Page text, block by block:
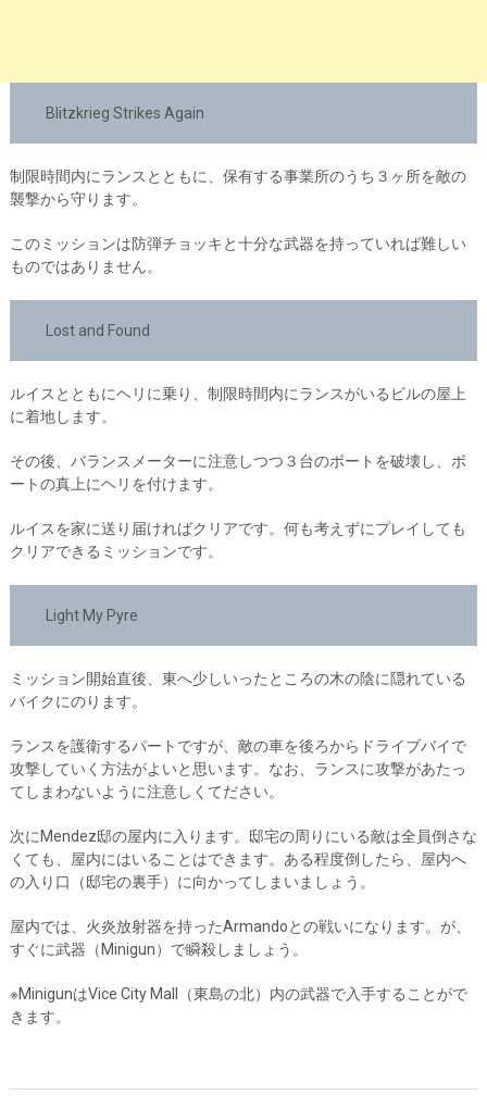
Blitzkrieg Strikes Again
制限時間内にランスとともに、保有する事業所のうち３ヶ所を敵の
襲撃から守ります。
このミッションは防弾チョッキと十分な武器を持っていれば難しい
ものではありません。
Lost and Found
ルイスとともにヘリに乗り、制限時間内にランスがいるビルの屋上
に着地します。
その後、バランスメーターに注意しつつ３台のボートを破壊し、ボ
ートの真上にヘリを付けます。
ルイスを家に送り届ければクリアです。何も考えずにプレイしても
クリアできるミッションです。
Light My Pyre
ミッション開始直後、東へ少しいったところの木の陰に隠れている
バイクにのります。
ランスを護衛するパートですが、敵の車を後ろからドライブバイで
攻撃していく方法がよいと思います。なお、ランスに攻撃があたっ
てしまわないように注意しくてださい。
次にMendez邸の屋内に入ります。邸宅の周りにいる敵は全員倒さな
くても、屋内にはいることはできます。ある程度倒したら、屋内へ
の入り口（邸宅の裏手）に向かってしまいましょう。
屋内では、火炎放射器を持ったArmandoとの戦いになります。が、
すぐに武器（Minigun）で瞬殺しましょう。
※MinigunはVice City Mall（東島の北）内の武器で入手することがで
きます。